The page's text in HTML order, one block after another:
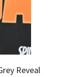
Reveal